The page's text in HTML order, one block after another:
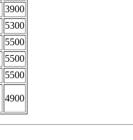
3900
5300
5500
5500
5500
4900